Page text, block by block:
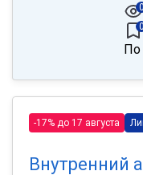
По
-17% до 17 августа
Внутренний